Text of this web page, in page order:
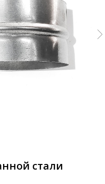
стали